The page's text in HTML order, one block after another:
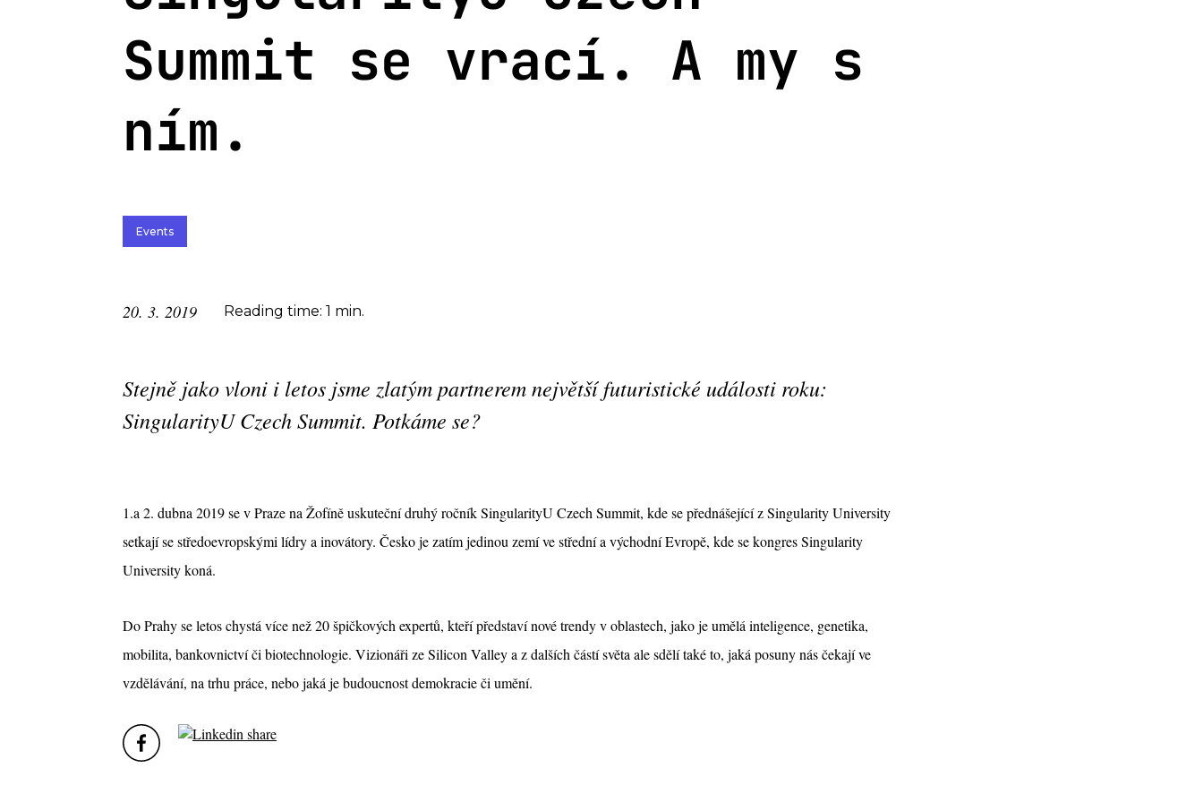
Summit se vrací. A my s
ním.
Events
20. 3. 2019 Reading time: 1 min.
Stejně jako vloni i letos jsme zlatým partnerem největší futuristické události roku:
SingularityU Czech Summit. Potkáme se?
1.a 2. dubna 2019 se v Praze na Žofíně uskuteční druhý ročník SingularityU Czech Summit, kde se přednášející z Singularity University
setkají se středoevropskými lídry a inovátory. Česko je zatím jedinou zemí ve střední a východní Evropě, kde se kongres Singularity
University koná.
Do Prahy se letos chystá více než 20 špičkových expertů, kteří představí nové trendy v oblastech, jako je umělá inteligence, genetika,
mobilita, bankovnictví či biotechnologie. Vizionáři ze Silicon Valley a z dalších částí světa ale sdělí také to, jaká posuny nás čekají ve
vzdělávání, na trhu práce, nebo jaká je budoucnost demokracie či umění.